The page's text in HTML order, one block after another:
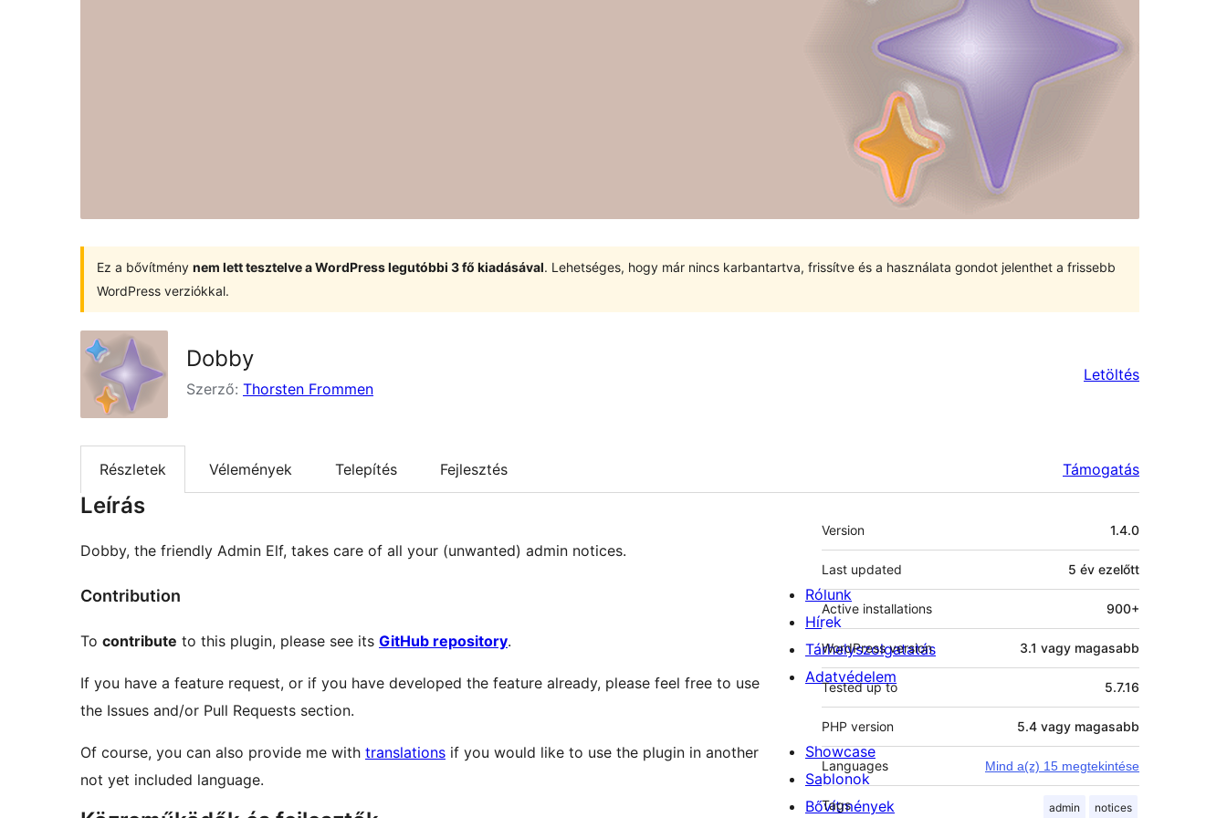
Ez a bővítmény nem lett tesztelve a WordPress legutóbbi 3 fő kiadásával. Lehetséges, hogy már nincs karbantartva, frissítve és a használata gondot jelenthet a frissebb
WordPress verziókkal.
Dobby
Szerző: Thorsten Frommen
Letöltés
Részletek Vélemények Telepítés Fejlesztés Támogatás
Leírás
Dobby, the friendly Admin Elf, takes care of all your (unwanted) admin notices.
Contribution
To contribute to this plugin, please see its GitHub repository.
If you have a feature request, or if you have developed the feature already, please feel free to use
the Issues and/or Pull Requests section.
Of course, you can also provide me with translations if you would like to use the plugin in another
not yet included language.
Meta
Version 1.4.0
Last updated 5 év ezelőtt
Active installations 900+
WordPress version 3.1 vagy magasabb
Tested up to 5.7.16
PHP version 5.4 vagy magasabb
Languages Mind a(z) 15 megtekintése
Tags admin notices
Rólunk
Hírek
Tárhelyszolgatatás
Adatvédelem
Showcase
Sablonok
Bővítmények